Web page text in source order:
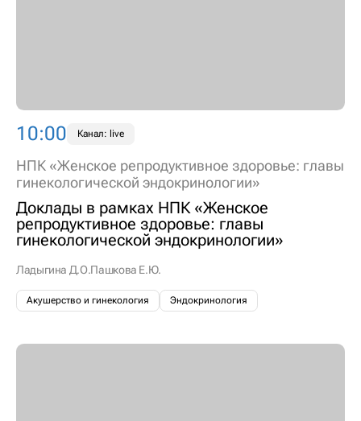
10:00 Канал: live
НПК «Женское репродуктивное здоровье: главы
гинекологической эндокринологии»
Доклады в рамках НПК «Женское
репродуктивное здоровье: главы
гинекологической эндокринологии»
Ладыгина Д.О.Пашкова Е.Ю.
Акушерство и гинекология Эндокринология